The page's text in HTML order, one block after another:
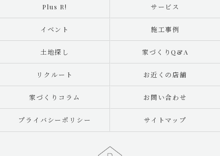
Plus R! サービス
イベント 施工事例
土地探し 家づくりQ&A
リクルート お近くの店舗
家づくりコラム お問い合わせ
プライバシーポリシー サイトマップ